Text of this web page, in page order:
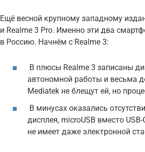
Ещё весной крупному западному
и Realme 3 Pro. Именно эти два
в Россию. Начнём с Realme 3:
В плюсы Realme 3 записаны
автономной работы и весьма
Mediatek не блещут ей, но
В минусах оказались
дисплея, microUSB вместо
не имеет даже электронной